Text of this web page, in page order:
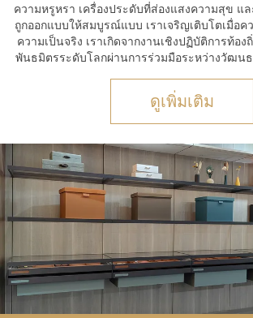
ความหรูหรา เครื่องประดับที่ส่องแสงความสุข แ
ถูกออกแบบให้สมบูรณ์แบบ เราเจริญเติบโตเมื่อค
ความเป็นจริง เราเกิดจากงานเชิงปฏิบัติการท้อ
พันธมิตรระดับโลกผ่านการร่วมมือระหว่างวัฒนธ
INTERZUM กา...
ดูเพิ่มเติม